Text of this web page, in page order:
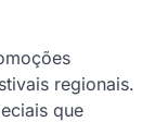
regionais.
que